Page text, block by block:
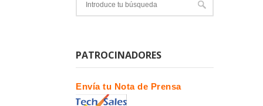
PATROCINADORES
Envía tu Nota de Prensa